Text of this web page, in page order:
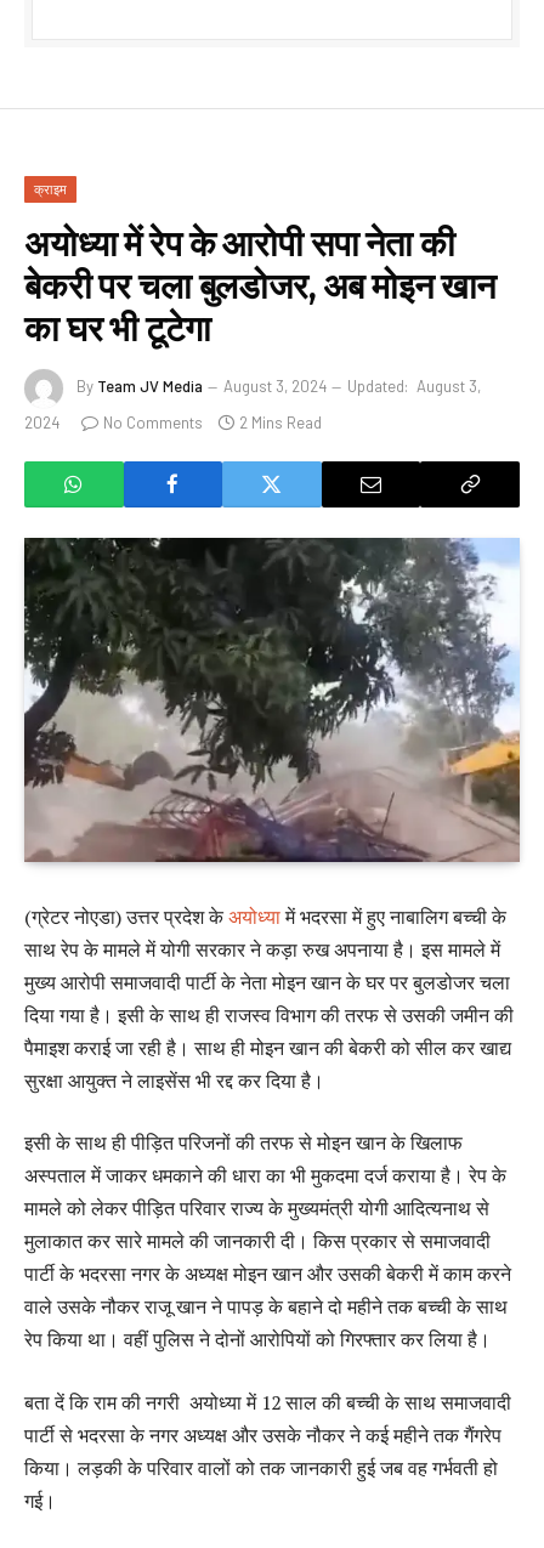
क्राइम
अयोध्या में रेप के आरोपी सपा नेता की
बेकरी पर चला बुलडोजर, अब मोइन खान
का घर भी टूटेगा
By Team JV Media August 3, 2024 Updated: August 3,
2024
No Comments 2 Mins Read
(ग्रेटर नोएडा) उत्तर प्रदेश केअयोध्यामें भदरसा में हुए नाबालिग बच्ची के
साथ रेप के मामले में योगी सरकार ने कड़ा रुख अपनाया है। इस मामले में
मुख्य आरोपी समाजवादी पार्टी के नेता मोइन खान के घर पर बुलडोजर चला
दिया गया है। इसी के साथ ही राजस्व विभाग की तरफ से उसकी जमीन की
पैमाइश कराई जा रही है। साथ ही मोइन खान की बेकरी को सील कर खाद्य
सुरक्षा आयुक्त ने लाइसेंस भी रद्द कर दिया है।
इसी के साथ ही पीड़ित परिजनों की तरफ से मोइन खान के खिलाफ
अस्पताल में जाकर धमकाने की धारा का भी मुकदमा दर्ज कराया है। रेप के
मामले को लेकर पीड़ित परिवार राज्य के मुख्यमंत्री योगी आदित्यनाथ से
मुलाकात कर सारे मामले की जानकारी दी। किस प्रकार से समाजवादी
पार्टी के भदरसा नगर के अध्यक्ष मोइन खान और उसकी बेकरी में काम करने
वाले उसके नौकर राजू खान ने पापड़ के बहाने दो महीने तक बच्ची के साथ
रेप किया था। वहीं पुलिस ने दोनों आरोपियों को गिरफ्तार कर लिया है।
बता दें कि राम की नगरी अयोध्या में 12 साल की बच्ची के साथ समाजवादी
पार्टी से भदरसा के नगर अध्यक्ष और उसके नौकर ने कई महीने तक गैंगरेप
किया। लड़की के परिवार वालों को तक जानकारी हुई जब वह गर्भवती हो
गई।